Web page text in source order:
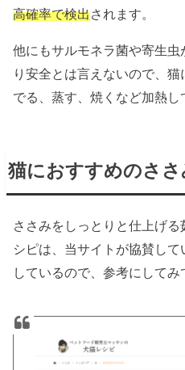
高確率で検出されます。
他にもサルモネラ菌や寄生
り安全とは言えないので、
でる、蒸す、焼くなど加熱し
猫におすすめのさ
ささみをしっとりと仕上げ
シピは、当サイトが協賛し
しているので、参考にしてみ